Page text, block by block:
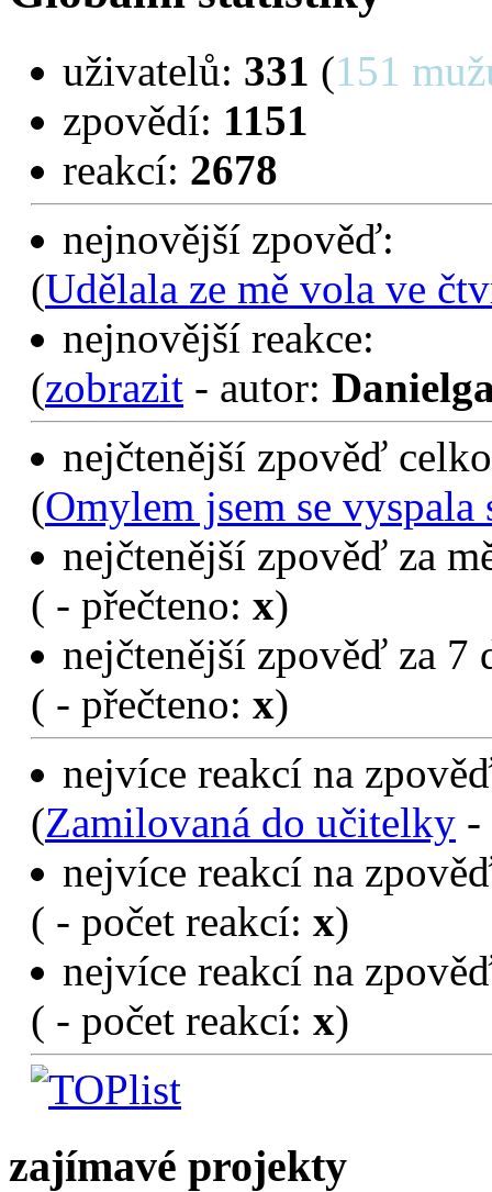
uživatelů: 331 (151
zpovědí: 1151
reakcí: 2678
nejnovější zpověď:
(Udělala ze mě vola ve
nejnovější reakce:
(zobrazit - autor:
nejčtenější zpověď
(Omylem jsem se vyspala
nejčtenější zpověď za
( - přečteno: x)
nejčtenější zpověď za 7
( - přečteno: x)
nejvíce reakcí na
(Zamilovaná do učitelky -
nejvíce reakcí na
( - počet reakcí: x)
nejvíce reakcí na
( - počet reakcí: x)
zajímavé projekty